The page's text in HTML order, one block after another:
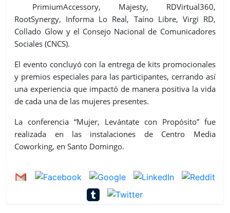
PrimiumAccessory, Majesty, RDVirtual360,
RootSynergy, Informa Lo Real, Taíno Libre, Virgi RD,
Collado Glow y el Consejo Nacional de Comunicadores
Sociales (CNCS).
El evento concluyó con la entrega de kits promocionales
y premios especiales para las participantes, cerrando así
una experiencia que impactó de manera positiva la vida
de cada una de las mujeres presentes.
La conferencia “Mujer, Levántate con Propósito” fue
realizada en las instalaciones de Centro Media
Coworking, en Santo Domingo.